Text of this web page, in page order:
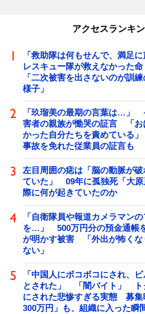
アクセスランキ
「救助隊は何もせんで、満足
レスキュー隊が救えなかった
「二次被害を出さないのが訓
様子」
「玖瑠美の最期の言葉は…」
害者の親族が慟哭の証言 「お
かった自分たちを責めている
事故を免れた従業員の証言も
左目周囲の痣は「脳の動脈が
ていた」 09年に孤独死「大原
際に何が起きていたのか
「自衛隊員や報道カメラマン
を…」 500万円分の預金通帳
が明かす被害 「外出が怖くな
ない」
「中国人にボコボコにされ、
とされた」 「闇バイト」 ト
にされた悲惨すぎる実態 募集
300万円」も、組織に入った瞬